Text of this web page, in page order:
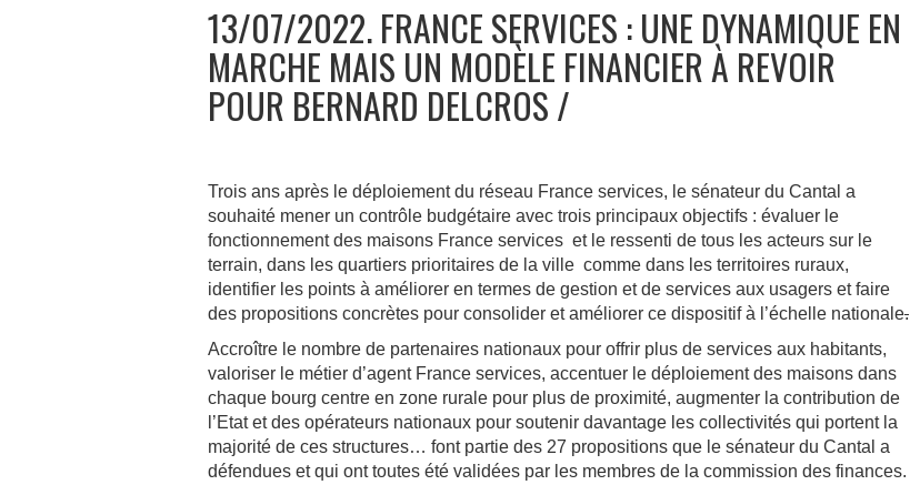
13/07/2022. FRANCE SERVICES : UNE DYNAMIQUE EN
MARCHE MAIS UN MODÈLE FINANCIER À REVOIR
POUR BERNARD DELCROS
Trois ans après le déploiement du réseau France services, le sénateur du Cantal a
souhaité mener un contrôle budgétaire avec trois principaux objectifs : évaluer le
fonctionnement des maisons France services et le ressenti de tous les acteurs sur le
terrain, dans les quartiers prioritaires de la ville comme dans les territoires ruraux,
identifier les points à améliorer en termes de gestion et de services aux usagers et faire
des propositions concrètes pour consolider et améliorer ce dispositif à l’échelle nationale.
Accroître le nombre de partenaires nationaux pour offrir plus de services aux habitants,
valoriser le métier d’agent France services, accentuer le déploiement des maisons dans
chaque bourg centre en zone rurale pour plus de proximité, augmenter la contribution de
l’Etat et des opérateurs nationaux pour soutenir davantage les collectivités qui portent la
majorité de ces structures… font partie des 27 propositions que le sénateur du Cantal a
défendues et qui ont toutes été validées par les membres de la commission des finances.